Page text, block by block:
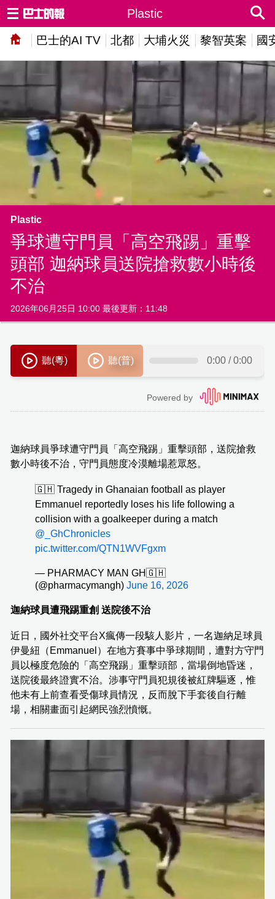
巴士的AI TV 北都 大埔火災 黎智英案 國
Plastic
Plastic
爭球遭守門員「高空飛踢」重擊
頭部 迦納球員送院搶救數小時後
不治
2026年06月25日 10:00 最後更新：11:48
迦納球員爭球遭守門員「高空飛踢」重擊頭部，送院搶救
數小時後不治，守門員態度冷漠離場惹眾怒。
🇬🇭 Tragedy in Ghanaian football as player
Emmanuel reportedly loses his life following a
collision with a goalkeeper during a match
@_GhChronicles
pic.twitter.com/QTN1WVFgxm
— PHARMACY MAN GH🇬🇭
(@pharmacymangh) June 16, 2026
迦納球員遭飛踢重創 送院後不治
近日，國外社交平台X瘋傳一段駭人影片，一名迦納足球員
伊曼紐（Emmanuel）在地方賽事中爭球期間，遭對方守門
員以極度危險的「高空飛踢」重擊頭部，當場倒地昏迷，
送院後最終證實不治。涉事守門員犯規後被紅牌驅逐，惟
他未有上前查看受傷球員情況，反而脫下手套後自行離
場，相關畫面引起網民強烈憤慨。